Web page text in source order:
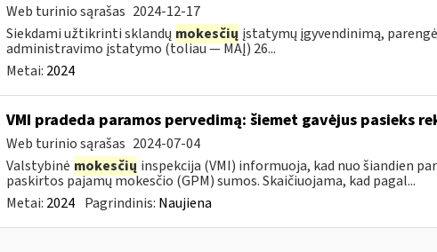
Web turinio sąrašas 2024-12-17
Siekdami užtikrinti sklandų mokesčių įstatymų įgyvendinimą,
administravimo įstatymo (toliau — MAĮ) 26...
Metai: 2024
VMI pradeda paramos pervedimą: šiemet gavėjus pasieks
Web turinio sąrašas 2024-07-04
Valstybinė mokesčių inspekcija (VMI) informuoja, kad nuo šiandien
paskirtos pajamų mokesčio (GPM) sumos. Skaičiuojama, kad pagal...
Metai: 2024 Pagrindinis: Naujiena